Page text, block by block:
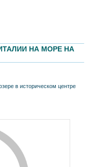
НА МОРЕ НА
в историческом центре